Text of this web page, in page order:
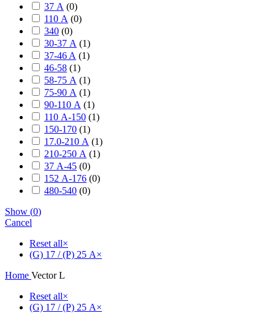
37 А (0)
110 А (0)
340 (0)
30-37 А (1)
37-46 A (1)
46-58 (1)
58-75 А (1)
75-90 А (1)
90-110 А (1)
110 А-150 (1)
150-170 (1)
17.0-210 А (1)
210-250 А (1)
37 А-45 (0)
152 А-176 (0)
480-540 (0)
Show (0)
Cancel
Reset all×
(G) 17 / (P) 25 А×
Home Vector L
Reset all×
(G) 17 / (P) 25 А×